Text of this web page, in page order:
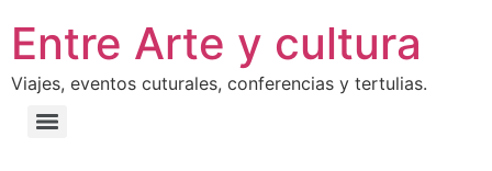
Entre Arte y cultura
Viajes, eventos cuturales, conferencias y tertulias.